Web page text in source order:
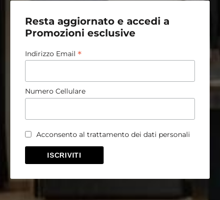
Resta aggiornato e accedi a
Promozioni esclusive
Indirizzo Email *
Numero Cellulare
Acconsento al trattamento dei dati personali